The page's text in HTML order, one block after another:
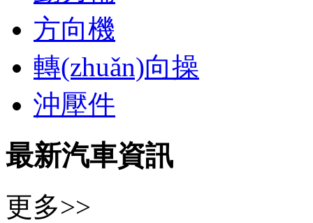
方向機
轉(zhuǎn)向操
沖壓件
最新汽車資訊
更多>>